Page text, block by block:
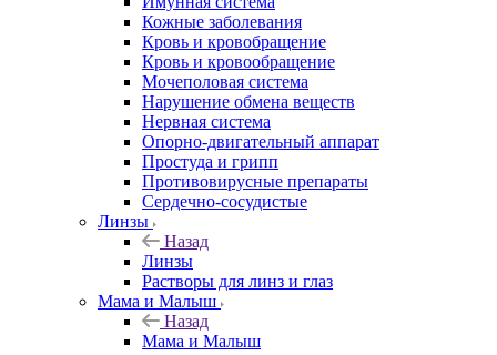
Кожные заболевания
Кровь и кровобращение
Кровь и кровообращение
Мочеполовая система
Нарушение обмена веществ
Нервная система
Опорно-двигательный аппарат
Простуда и грипп
Противовирусные препараты
Сердечно-сосудистые
Линзы
Назад
Линзы
Растворы для линз и глаз
Мама и Малыш
Назад
Мама и Малыш